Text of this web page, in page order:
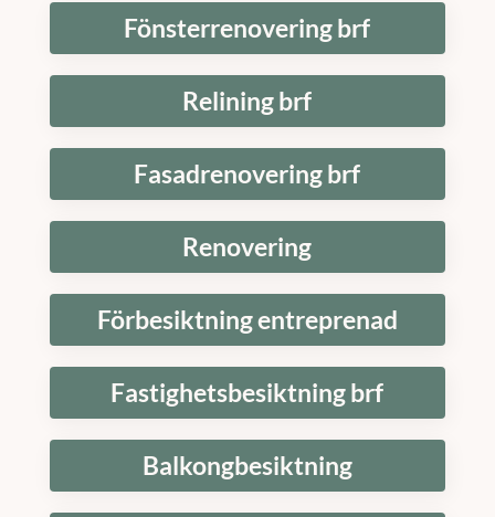
Fönsterrenovering brf
Relining brf
Fasadrenovering brf
Renovering
Förbesiktning entreprenad
Fastighetsbesiktning brf
Balkongbesiktning